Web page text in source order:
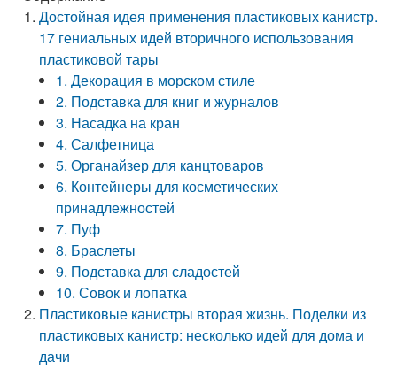
Достойная идея применения пластиковых канистр.
17 гениальных идей вторичного использования
пластиковой тары
1. Декорация в морском стиле
2. Подставка для книг и журналов
3. Насадка на кран
4. Салфетница
5. Органайзер для канцтоваров
6. Контейнеры для косметических
принадлежностей
7. Пуф
8. Браслеты
9. Подставка для сладостей
10. Совок и лопатка
Пластиковые канистры вторая жизнь. Поделки из
пластиковых канистр: несколько идей для дома и
дачи